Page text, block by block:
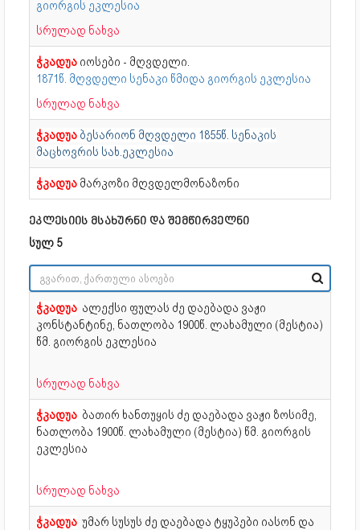
გიორგის ეკლესია
სრულად ნახვა
ჭკადუა იოსები - მღვდელი.
1871წ. მღვდელი სენაკი წმიდა გიორგის ეკლესია
სრულად ნახვა
ჭკადუა ბესარიონ მღვდელი 1855წ. სენაკის
მაცხოვრის სახ.ეკლესია
ჭკადუა მარკოზი მღვდელმონაზონი
ეკლესიის მსახურნი და შემწირველნი
სულ 5
ჭკადუა ალექსი ფულას ძე დაებადა ვაჟი
კონსტანტინე, ნათლობა 1900წ. ლახამული (მესტია)
წმ. გიორგის ეკლესია
სრულად ნახვა
ჭკადუა ბათირ ხანთუყის ძე დაებადა ვაჟი ზოსიმე,
ნათლობა 1900წ. ლახამული (მესტია) წმ. გიორგის
ეკლესია
სრულად ნახვა
ჭკადუა უმარ სუსუს ძე დაებადა ტყუპები იასონ და